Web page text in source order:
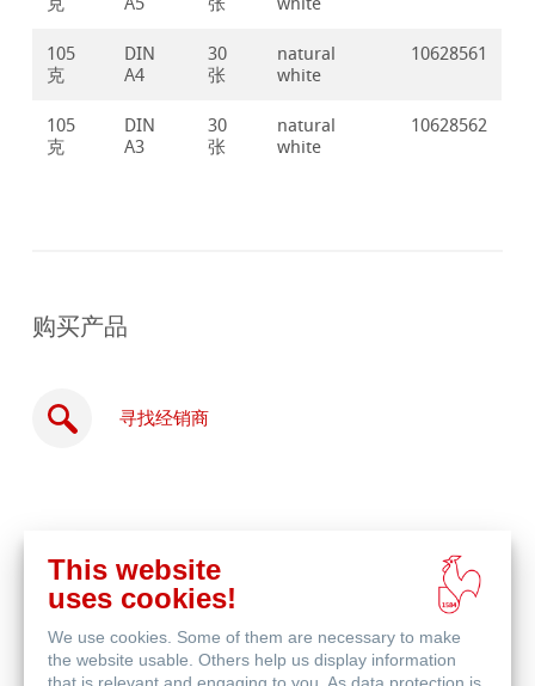
105
克
DIN
A4
30
张
natural
white
10628561
105
克
DIN
A3
30
张
natural
white
10628562
购买产品
寻找经销商
线
购
买
This website
uses cookies!
We use cookies. Some of them are necessary to make
the website usable. Others help us display information